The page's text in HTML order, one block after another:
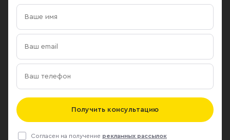
Получить консультацию
Согласен на получение рекламных рассылок